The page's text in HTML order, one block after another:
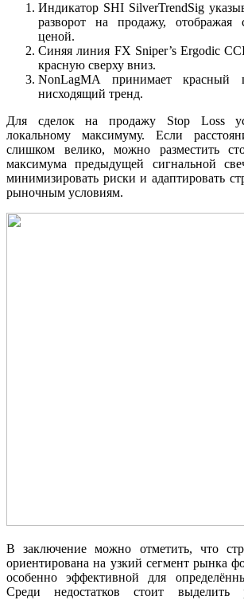
Индикатор SHI SilverTrendSig
разворот на продажу,
ценой.
Синяя линия FX Sniper’s Ergodic
красную сверху вниз.
NonLagMA принимает красный
нисходящий тренд.
Для сделок на продажу Stop Loss
локальному максимуму. Если
слишком велико, можно разместить
максимума предыдущей сигнальной
минимизировать риски и адаптировать
рыночным условиям.
В заключение можно отметить, что
ориентирована на узкий сегмент рынка
особенно эффективной для
Среди недостатков стоит выделить